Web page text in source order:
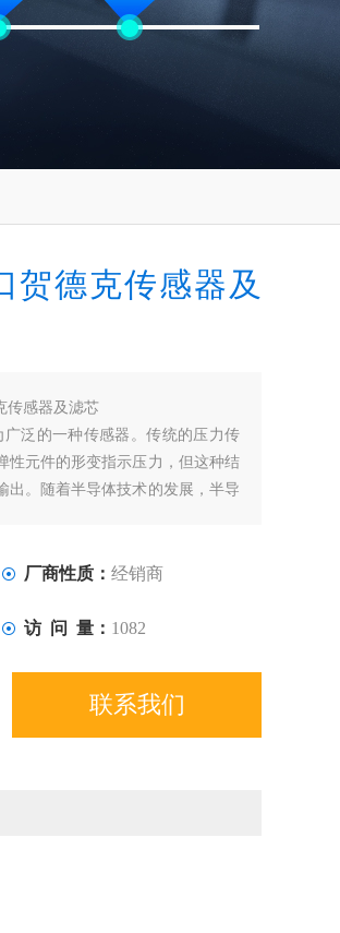
贺德克传感器及
传感器及滤芯
泛的一种传感器。传统的压力传
性元件的形变指示压力，但这种结
出。随着半导体技术的发展，半导
厂商性质： 经销商
访 问 量： 1082
联系我们